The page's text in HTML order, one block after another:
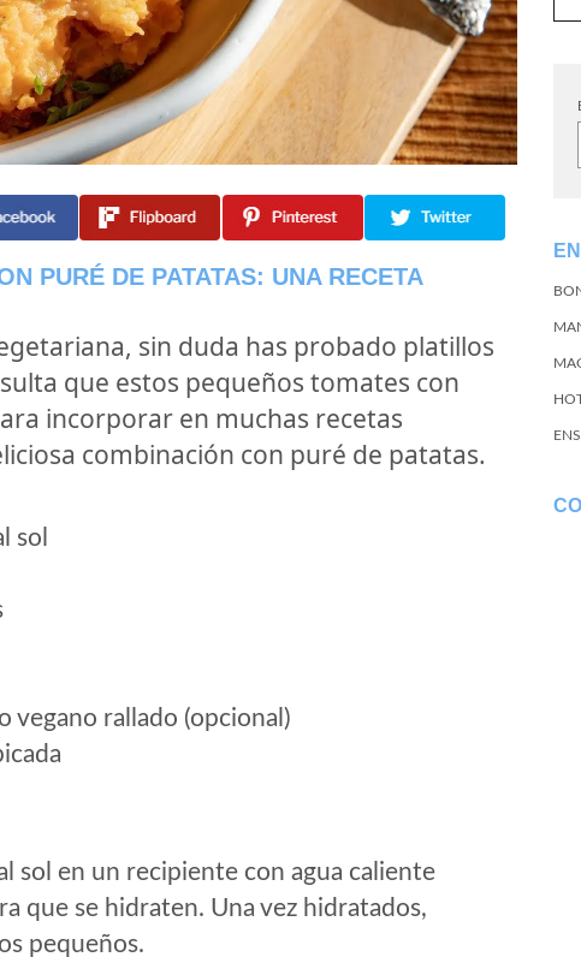
PURÉ DE PATATAS: UNA RECETA
sin duda has probado platillos
que estos pequeños tomates con
incorporar en muchas recetas
combinación con puré de patatas.
sol
vegano rallado (opcional)
sol en un recipiente con agua caliente
que se hidraten. Una vez hidratados,
pequeños.